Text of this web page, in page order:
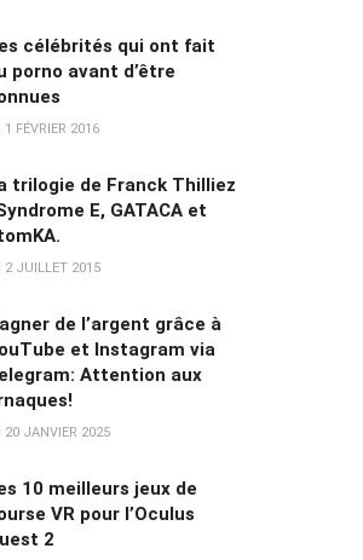
célébrités qui ont fait
porno avant d’être
1 FÉVRIER 2016
trilogie de Franck Thilliez
E, GATACA et
2 JUILLET 2015
de l’argent grâce à
et Instagram via
Attention aux
20 JANVIER 2025
10 meilleurs jeux de
VR pour l’Oculus
2